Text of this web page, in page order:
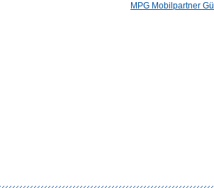
MPG Mobilpartner